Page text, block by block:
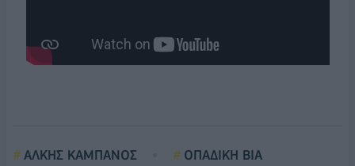
ΑΛΚΗΣ ΚΑΜΠΑΝΟΣ ΟΠΑΔΙΚΗ ΒΙΑ